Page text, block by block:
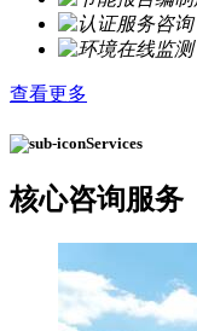
查看更多
Services
核心咨询服务